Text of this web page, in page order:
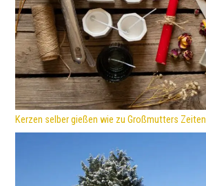
Kerzen selber gießen wie zu Großmutters Zeiten